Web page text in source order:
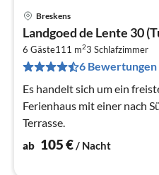
Breskens
Landgoed de Lente 30
6 Gäste111 m23 Schlafzimmer
6 Bewertungen
Es handelt sich um ein
Ferienhaus mit einer nach
Terrasse.
ab 105€/ Nacht